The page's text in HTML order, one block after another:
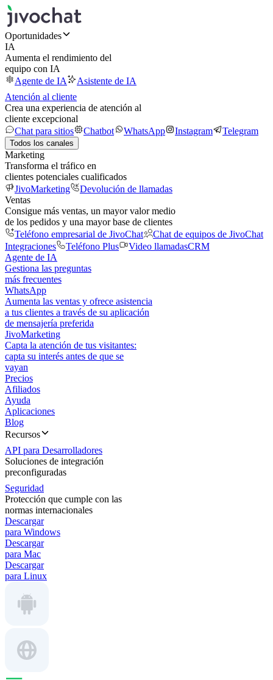
Oportunidades
IA
Aumenta el rendimiento del
equipo con IA
Agente de IA
Asistente de IA
Atención al cliente
Crea una experiencia de atención al
cliente excepcional
Chat para sitios
Chatbot WhatsApp Instagram Telegram
Todos los canales
Marketing
Transforma el tráfico en
clientes potenciales cualificados
JivoMarketing
Devolución de llamadas
Ventas
Consigue más ventas, un mayor valor medio
de los pedidos y una mayor base de clientes
Teléfono empresarial de JivoChat
Chat de equipos de JivoChat
Integraciones
Teléfono Plus Video llamadasCRM
Agente de IA
Gestiona las preguntas
más frecuentes
WhatsApp
Aumenta las ventas y ofrece asistencia
a tus clientes a través de su aplicación
de mensajería preferida
JivoMarketing
Capta la atención de tus visitantes:
capta su interés antes de que se
vayan
Precios
Afiliados
Ayuda
Aplicaciones
Blog
Recursos
API para Desarrolladores
Soluciones de integración
preconfiguradas
Seguridad
Protección que cumple con las
normas internacionales
Descargar
para Windows
Descargar
para Mac
Descargar
para Linux